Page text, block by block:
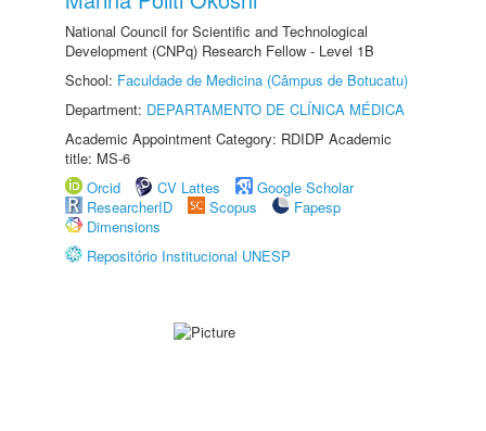
National Council for Scientific and Technological
Development (CNPq) Research Fellow - Level 1B
School: Faculdade de Medicina (Câmpus de Botucatu)
Department: DEPARTAMENTO DE CLÍNICA MÉDICA
Academic Appointment Category: RDIDP Academic
title: MS-6
Orcid
CV Lattes
Google Scholar
ResearcherID
Scopus
Fapesp
Dimensions
Repositório Institucional UNESP